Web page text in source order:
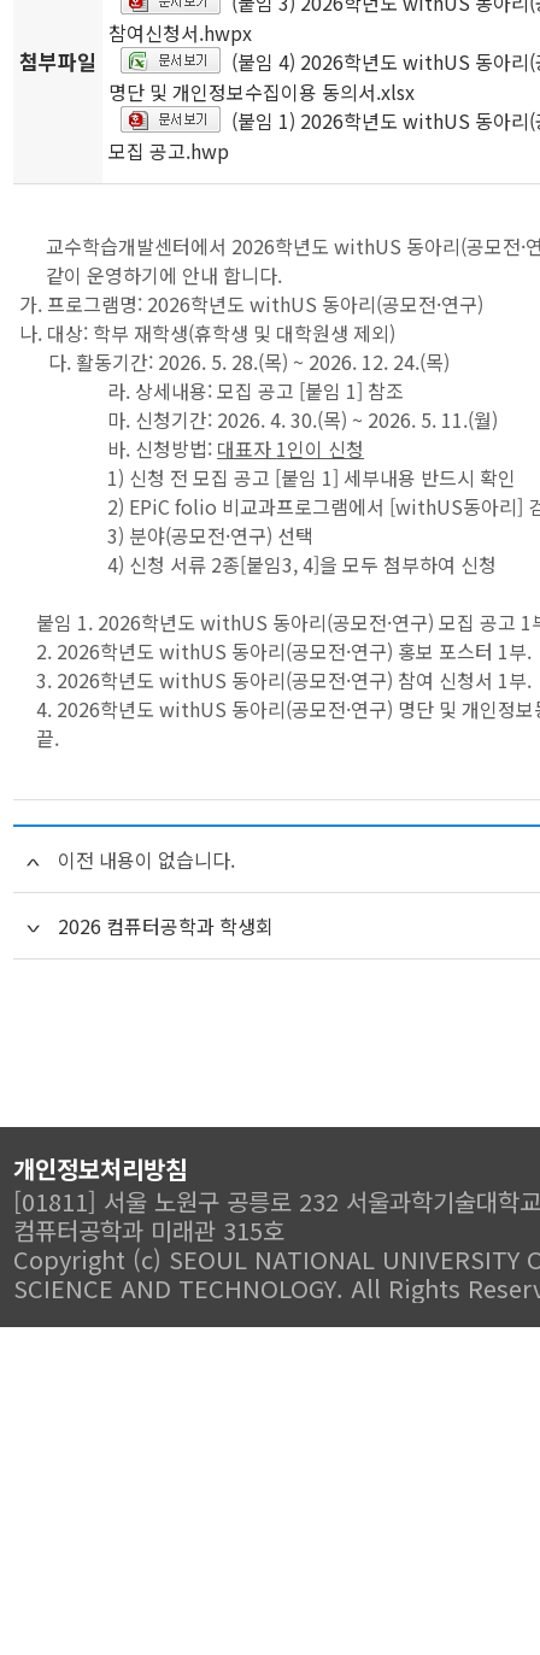
첨부파일
참여신청서.hwpx
(붙임 4) 2026학년도 withUS 동아리(
명단 및 개인정보수집이용 동의서.xlsx
(붙임 1) 2026학년도 withUS 동아리(
모집 공고.hwp
교수학습개발센터에서 2026학년도 withUS 동아리(공모전·
같이 운영하기에 안내 합니다.
가. 프로그램명: 2026학년도 withUS 동아리(공모전·연구)
나. 대상: 학부 재학생(휴학생 및 대학원생 제외)
다. 활동기간: 2026. 5. 28.(목) ~ 2026. 12. 24.(목)
라. 상세내용: 모집 공고 [붙임 1] 참조
마. 신청기간: 2026. 4. 30.(목) ~ 2026. 5. 11.(월)
바. 신청방법: 대표자 1인이 신청
1) 신청 전 모집 공고 [붙임 1] 세부내용 반드시 확인
2) EPiC folio 비교과프로그램에서 [withUS동아리]
3) 분야(공모전·연구) 선택
4) 신청 서류 2종[붙임3, 4]을 모두 첨부하여 신청
붙임 1. 2026학년도 withUS 동아리(공모전·연구) 모집 공고 1
2. 2026학년도 withUS 동아리(공모전·연구) 홍보 포스터 1부.
3. 2026학년도 withUS 동아리(공모전·연구) 참여 신청서 1부.
4. 2026학년도 withUS 동아리(공모전·연구) 명단 및 개인정
끝.
이전 내용이 없습니다.
2026 컴퓨터공학과 학생회
개인정보처리방침
[01811] 서울 노원구 공릉로 232 서울과학기술대학
컴퓨터공학과 미래관 315호
Copyright (c) SEOUL NATIONAL UNIVERSITY
SCIENCE AND TECHNOLOGY. All Rights